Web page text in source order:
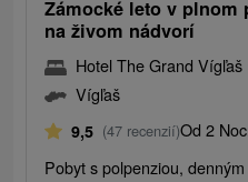
Zámocké leto v plnom
na živom nádvorí
Hotel The Grand Vígľaš
Vígľaš
9,5 (47 recenzií)Od 2
Pobyt s polpenziou,